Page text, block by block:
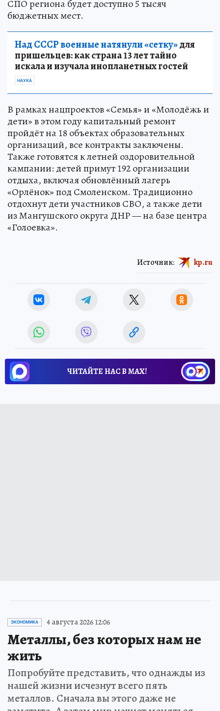
СПО региона будет доступно 5 тысяч
бюджетных мест.
Над СССР военные натянули «сетку»для
пришельцев: как страна 13 лет тайно
искала и изучала инопланетных гостей
НАУКА
В рамках нацпроектов «Семья» и «Молодёжь и
дети» в этом году капитальный ремонт
пройдёт на 18 объектах образовательных
организаций, все контракты заключены.
Также готовятся к летней оздоровительной
кампании: детей примут 192 организации
отдыха, включая обновлённый лагерь
«Орлёнок» под Смоленском. Традиционно
отдохнут дети участников СВО, а также дети
из Мангушского округа ДНР — на базе центра
«Голоевка».
Источник: kp.ru
ЧИТАЙТЕ НАС В МАХ!
ЭКОНОМИКА 4 августа 2026 12:06
Металлы, без которых нам не
жить
Попробуйте представить, что однажды из
нашей жизни исчезнут всего пять
металлов. Сначала вы этого даже не